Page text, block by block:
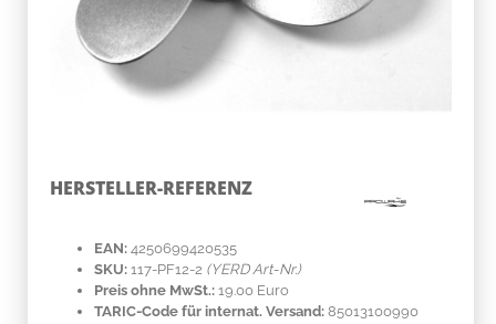
HERSTELLER-REFERENZ
EAN: 4250699420535
SKU: 117-PF12-2 (YERD Art-Nr.)
Preis ohne MwSt.: 19.00 Euro
TARIC-Code für internat. Versand: 85013100990